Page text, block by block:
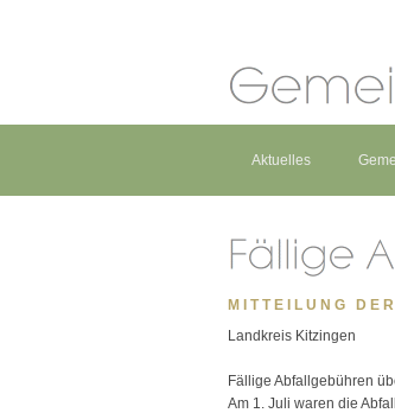
Aktuelles
MITTEILUNG
Landkreis Kitzingen
Fällige Abfallgebühren
Am 1. Juli waren die